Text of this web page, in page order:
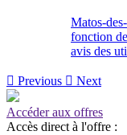
Matos-
fonction
avis des
 Previous  Next
Accéder aux offres
Accès direct à l'offre :